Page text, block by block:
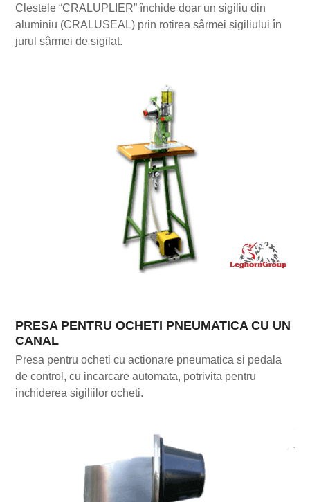
Clestele “CRALUPLIER” închide doar un sigiliu din
aluminiu (CRALUSEAL) prin rotirea sârmei sigiliului în
jurul sârmei de sigilat.
PRESA PENTRU OCHETI PNEUMATICA CU UN
CANAL
Presa pentru ocheti cu actionare pneumatica si pedala
de control, cu incarcare automata, potrivita pentru
inchiderea sigiliilor ocheti.